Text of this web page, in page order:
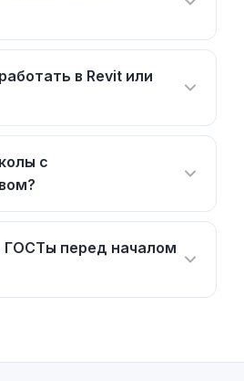
в Revit или
с
ГОСТы перед началом